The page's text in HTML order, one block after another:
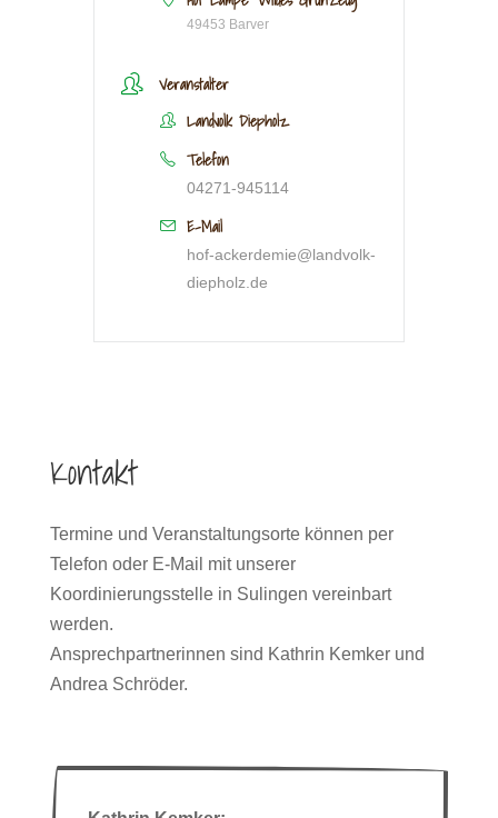
49453 Barver
Veranstalter
Landvolk Diepholz
Telefon
04271-945114
E-Mail
hof-ackerdemie@landvolk-
diepholz.de
Kontakt
Termine und Veranstaltungsorte können per
Telefon oder E-Mail mit unserer
Koordinierungsstelle in Sulingen vereinbart
werden.
Ansprechpartnerinnen sind Kathrin Kemker und
Andrea Schröder.